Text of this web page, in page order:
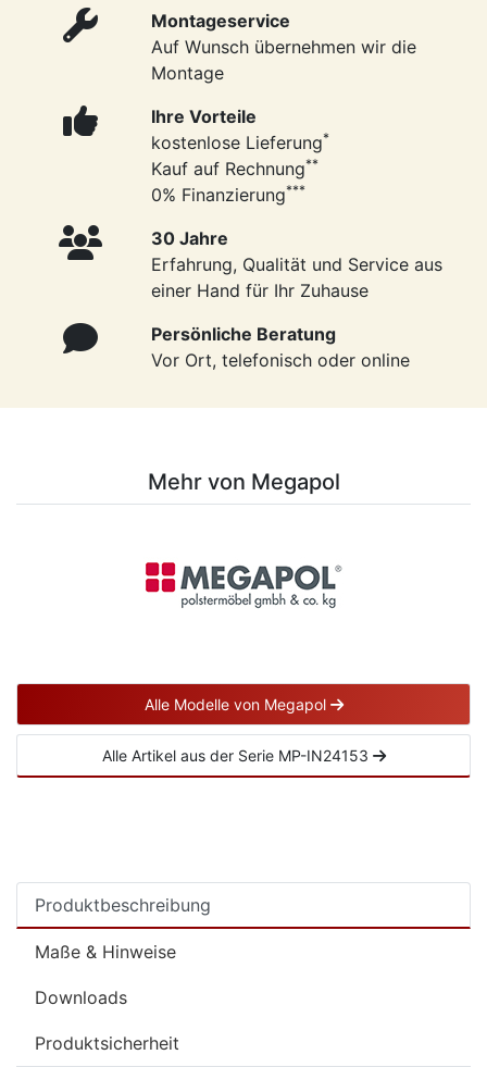
Montageservice
Auf Wunsch übernehmen wir die
Montage
Ihre Vorteile
kostenlose Lieferung*
Kauf auf Rechnung**
0% Finanzierung***
30 Jahre
Erfahrung, Qualität und Service aus
einer Hand für Ihr Zuhause
Persönliche Beratung
Vor Ort, telefonisch oder online
Mehr von Megapol
Alle Modelle von Megapol
Alle Artikel aus der Serie MP-IN24153
Produktbeschreibung
Maße & Hinweise
Downloads
Produktsicherheit